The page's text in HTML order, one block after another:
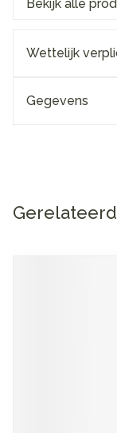
Bekijk alle
Wettelijk
Gegevens